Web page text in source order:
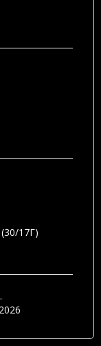
17Г)